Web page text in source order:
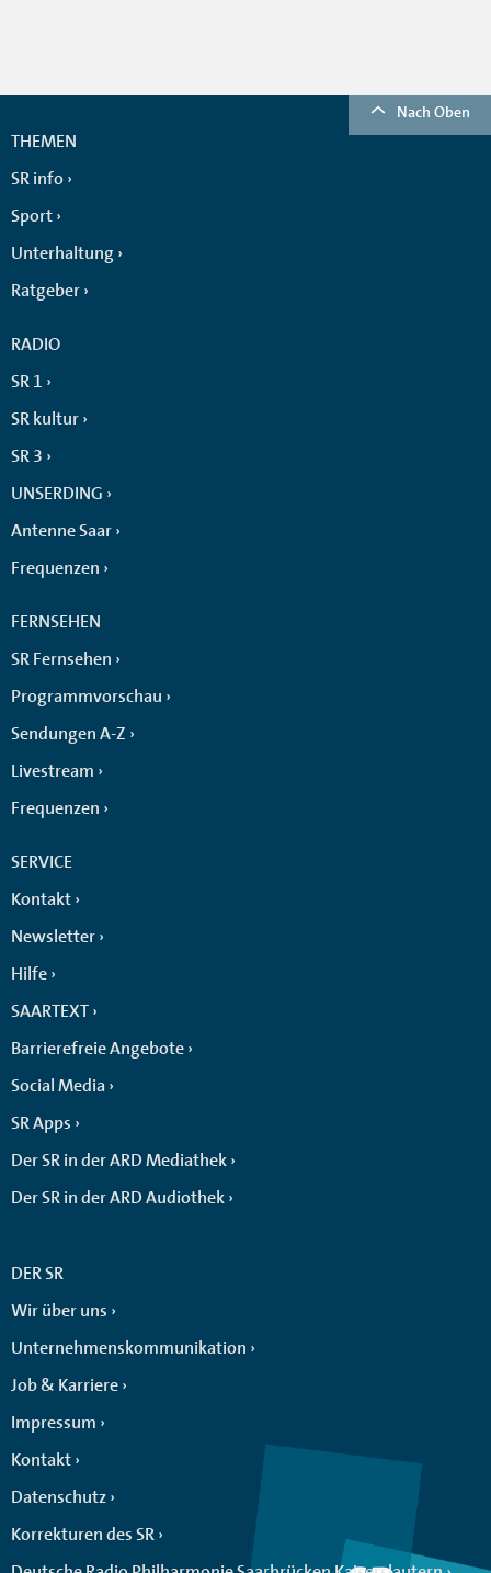
Nach Oben
THEMEN
SR info
Sport
Unterhaltung
Ratgeber
RADIO
SR 1
SR kultur
SR 3
UNSERDING
Antenne Saar
Frequenzen
FERNSEHEN
SR Fernsehen
Programmvorschau
Sendungen A-Z
Livestream
Frequenzen
SERVICE
Kontakt
Newsletter
Hilfe
SAARTEXT
Barrierefreie Angebote
Social Media
SR Apps
Der SR in der ARD Mediathek
Der SR in der ARD Audiothek
DER SR
Wir über uns
Unternehmenskommunikation
Job & Karriere
Impressum
Kontakt
Datenschutz
Korrekturen des SR